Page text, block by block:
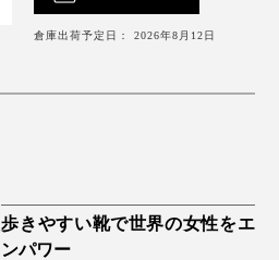
倉庫出荷予定日： 2026年8月12日
歩きやすい靴で世界の女性をエ
ンパワー